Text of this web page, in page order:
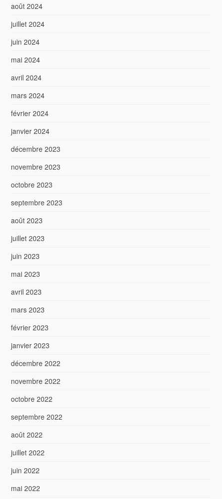
août 2024
juillet 2024
juin 2024
mai 2024
avril 2024
mars 2024
février 2024
janvier 2024
décembre 2023
novembre 2023
octobre 2023
septembre 2023
août 2023
juillet 2023
juin 2023
mai 2023
avril 2023
mars 2023
février 2023
janvier 2023
décembre 2022
novembre 2022
octobre 2022
septembre 2022
août 2022
juillet 2022
juin 2022
mai 2022